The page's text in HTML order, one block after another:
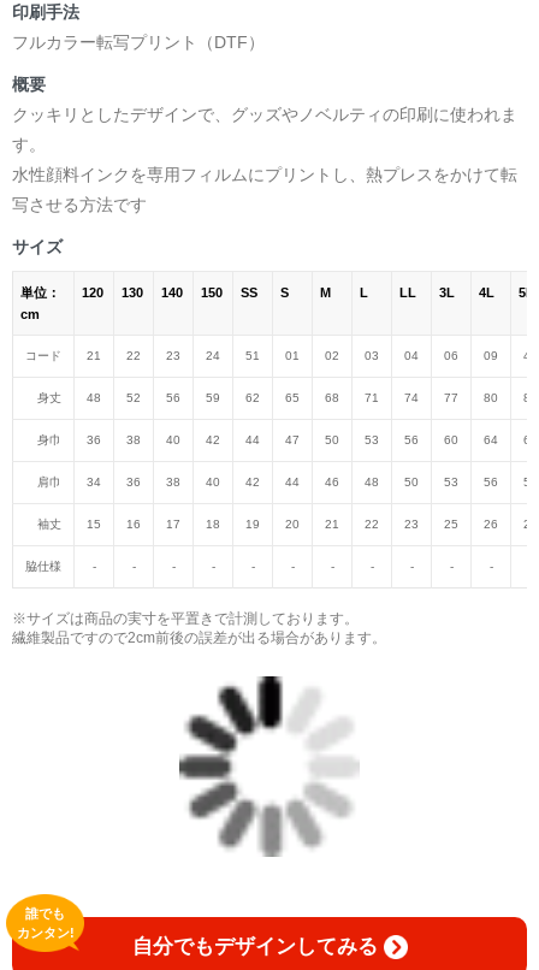
印刷手法
フルカラー転写プリント（DTF）
概要
クッキリとしたデザインで、グッズやノベルティの印刷に使われま
す。
水性顔料インクを専用フィルムにプリントし、熱プレスをかけて転
写させる方法です
サイズ
単位：
cm
120 130 140 150 SS S M L LL 3L 4L 5L
コード 21 22 23 24 51 01 02 03 04 06 09 47
身丈 48 52 56 59 62 65 68 71 74 77 80 82
身巾 36 38 40 42 44 47 50 53 56 60 64 68
肩巾 34 36 38 40 42 44 46 48 50 53 56 59
袖丈 15 16 17 18 19 20 21 22 23 25 26 27
脇仕様 - - - - - - - - - - -
※サイズは商品の実寸を平置きで計測しております。
繊維製品ですので2cm前後の誤差が出る場合があります。
自分でもデザインしてみる
誰でも
カンタン!